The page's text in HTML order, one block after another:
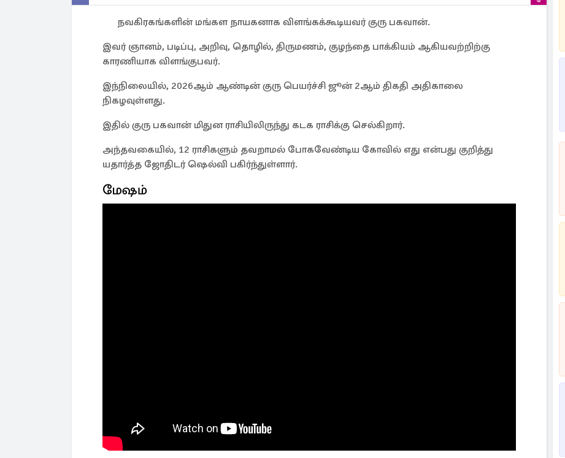
நவகிரகங்களின் மங்கள நாயகனாக விளங்கக்கூடியவர் குரு பகவான்.
இவர் ஞானம், படிப்பு, அறிவு, தொழில், திருமணம், குழந்தை பாக்கியம் ஆகியவற்றிற்கு
காரணியாக விளங்குபவர்.
இந்நிலையில், 2026ஆம் ஆண்டின் குரு பெயர்ச்சி ஜூன் 2ஆம் திகதி அதிகாலை
நிகழவுள்ளது.
இதில் குரு பகவான் மிதுன ராசியிலிருந்து கடக ராசிக்கு செல்கிறார்.
அந்தவகையில், 12 ராசிகளும் தவறாமல் போகவேண்டிய கோவில் எது என்பது குறித்து
யதார்த்த ஜோதிடர் ஷெல்வி பகிர்ந்துள்ளார்.
மேஷம்